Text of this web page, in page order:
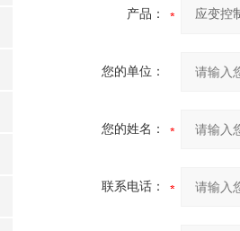
产品：
您的单位：
您的姓名：
联系电话：